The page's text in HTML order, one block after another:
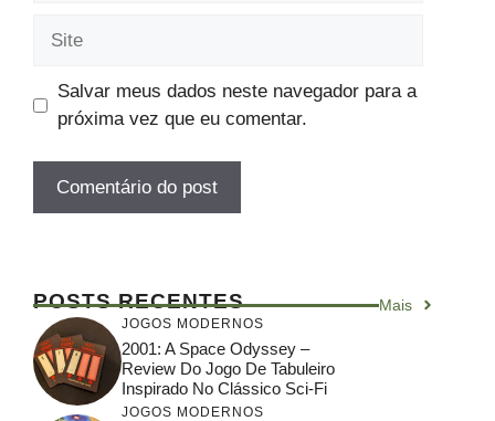
Salvar meus dados neste navegador para a
próxima vez que eu comentar.
POSTS RECENTES Mais
JOGOS MODERNOS
2001: A Space Odyssey –
Review Do Jogo De Tabuleiro
Inspirado No Clássico Sci-Fi
JOGOS MODERNOS